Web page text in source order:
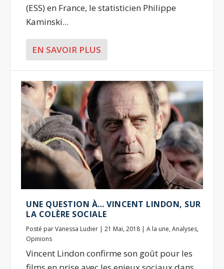
(ESS) en France, le statisticien Philippe
Kaminski...
EN SAVOIR PLUS
UNE QUESTION À… VINCENT LINDON, SUR
LA COLÈRE SOCIALE
Posté parVanessa Ludier |21 Mai, 2018 |A la une,Analyses,
Opinions
Vincent Lindon confirme son goût pour les